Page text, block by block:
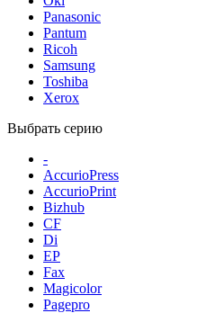
Panasonic
Pantum
Ricoh
Samsung
Toshiba
Xerox
Выбрать серию
-
AccurioPress
AccurioPrint
Bizhub
CF
Di
EP
Fax
Magicolor
Pagepro